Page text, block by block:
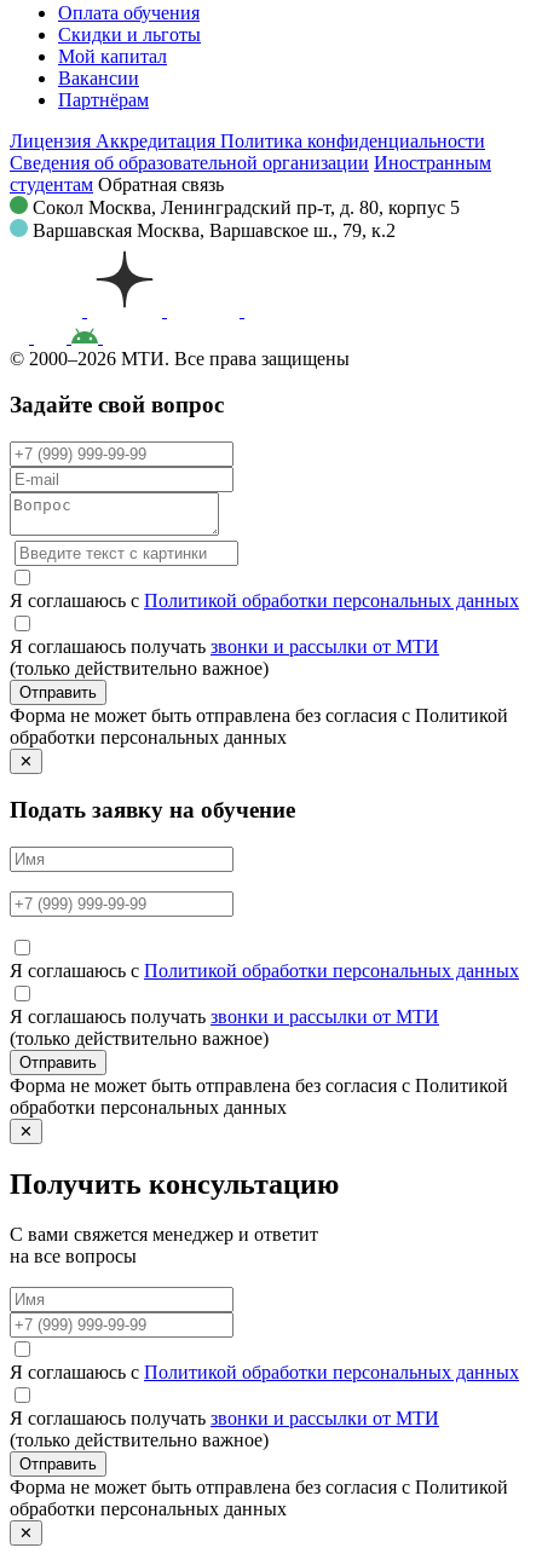
Оплата обучения
Скидки и льготы
Мой капитал
Вакансии
Партнёрам
Лицензия Аккредитация Политика конфиденциальности
Сведения об образовательной организации Иностранным
студентам Обратная связь
Сокол Москва, Ленинградский пр-т, д. 80, корпус 5
Варшавская Москва, Варшавское ш., 79, к.2
© 2000–2026 МТИ. Все права защищены
Задайте свой вопрос
Я соглашаюсь с Политикой обработки персональных данных
Я соглашаюсь получать звонки и рассылки от МТИ
(только действительно важное)
Отправить
Форма не может быть отправлена без согласия с Политикой
обработки персональных данных
✕
Подать заявку на обучение
Я соглашаюсь с Политикой обработки персональных данных
Я соглашаюсь получать звонки и рассылки от МТИ
(только действительно важное)
Отправить
Форма не может быть отправлена без согласия с Политикой
обработки персональных данных
✕
Получить консультацию
С вами свяжется менеджер и ответит
на все вопросы
Я соглашаюсь с Политикой обработки персональных данных
Я соглашаюсь получать звонки и рассылки от МТИ
(только действительно важное)
Отправить
Форма не может быть отправлена без согласия с Политикой
обработки персональных данных
✕